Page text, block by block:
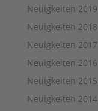
Neuigkeiten 2019
Neuigkeiten 2018
Neuigkeiten 2017
Neuigkeiten 2016
Neuigkeiten 2015
Neuigkeiten 2014